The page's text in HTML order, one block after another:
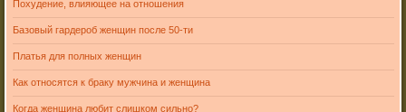
Похудение, влияющее на отношения
Базовый гардероб женщин после 50-ти
Платья для полных женщин
Как относятся к браку мужчина и женщина
Когда женщина любит слишком сильно?